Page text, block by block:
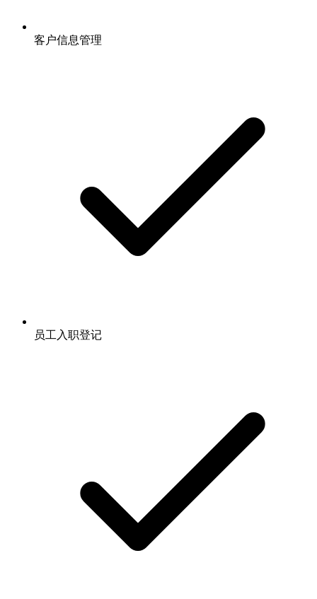
客户信息管理
员工入职登记